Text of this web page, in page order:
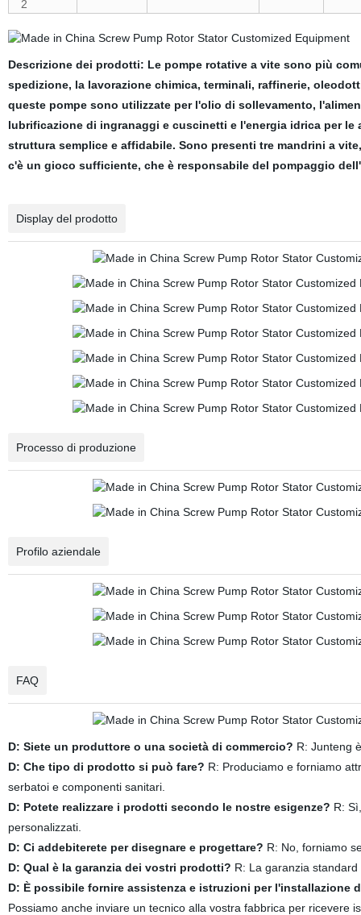
2
Descrizione dei prodotti: Le pompe rotative a vite sono più
spedizione, la lavorazione chimica, terminali, raffinerie,
queste pompe sono utilizzate per l'olio di sollevamento,
lubrificazione di ingranaggi e cuscinetti e l'energia idrica per
struttura semplice e affidabile. Sono presenti tre mandrini a
c'è un gioco sufficiente, che è responsabile del pompaggio
Display del prodotto
Processo di produzione
Profilo aziendale
FAQ
D: Siete un produttore o una società di commercio? R: Junteng
D: Che tipo di prodotto si può fare? R: Produciamo e forniamo
serbatoi e componenti sanitari.
D: Potete realizzare i prodotti secondo le nostre esigenze? R:
personalizzati.
D: Ci addebiterete per disegnare e progettare? R: No, forniamo
D: Qual è la garanzia dei vostri prodotti? R: La garanzia
D: È possibile fornire assistenza e istruzioni per l'installazione
Possiamo anche inviare un tecnico alla vostra fabbrica per ricevere